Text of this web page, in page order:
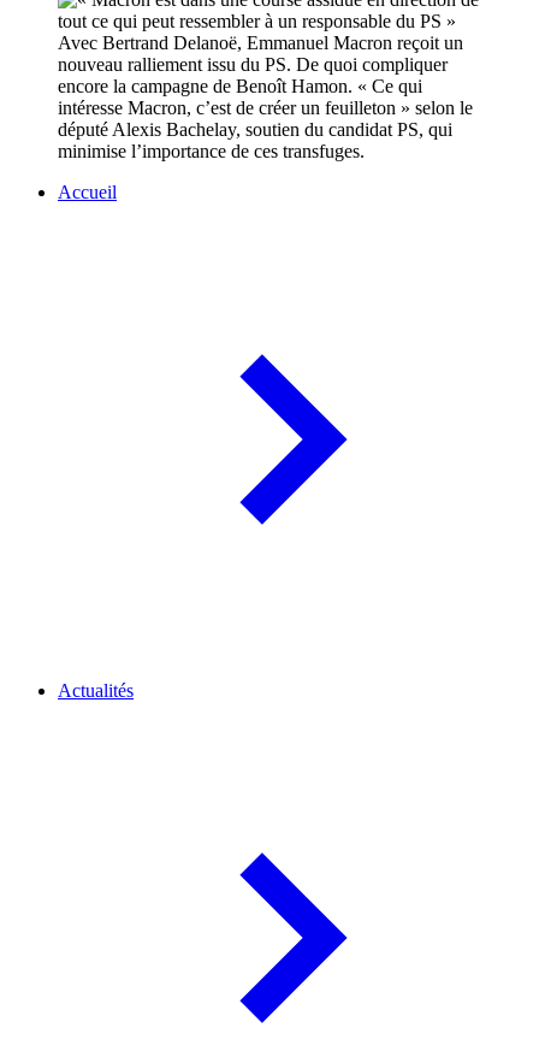
Avec Bertrand Delanoë, Emmanuel Macron reçoit un
nouveau ralliement issu du PS. De quoi compliquer
encore la campagne de Benoît Hamon. « Ce qui
intéresse Macron, c’est de créer un feuilleton » selon le
député Alexis Bachelay, soutien du candidat PS, qui
minimise l’importance de ces transfuges.
Accueil
Actualités